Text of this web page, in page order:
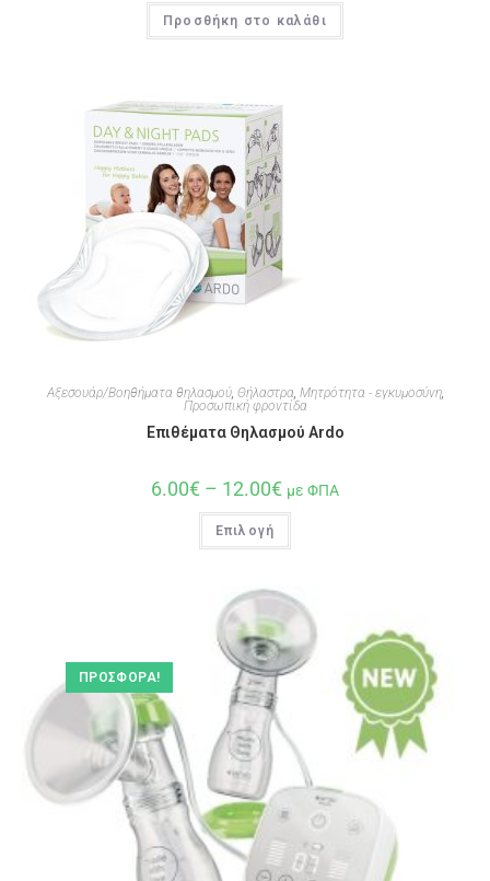
Προσθήκη στο καλάθι
Αξεσουάρ/Βοηθήματα θηλασμού, Θήλαστρα, Μητρότητα - εγκυμοσύνη,
Προσωπική φροντίδα
Επιθέματα Θηλασμού Ardo
6.00€ – 12.00€ με ΦΠΑ
Επιλογή
ΠΡΟΣΦΟΡΆ!